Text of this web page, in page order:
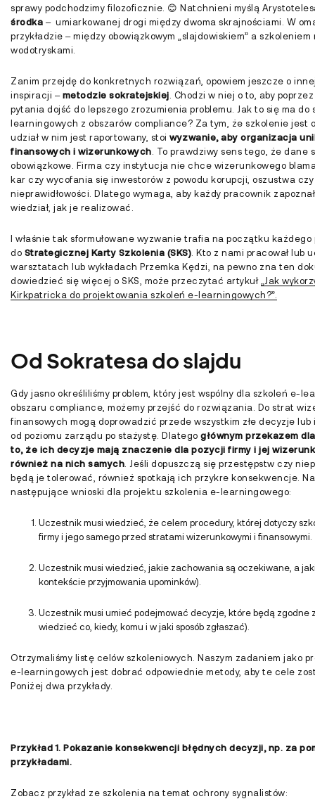
sprawy podchodzimy filozoficznie. 😊 Natchnieni myślą
środka – umiarkowanej drogi między dwoma skrajnościami. W
przykładzie – między obowiązkowym „slajdowiskiem” a
wodotryskami.
Zanim przejdę do konkretnych rozwiązań, opowiem jeszcze o
inspiracji –metodzie sokratejskiej . Chodzi w niej o to, aby
pytania dojść do lepszego zrozumienia problemu. Jak to się ma do
learningowych z obszarów compliance? Za tym, że szkolenie jest
udział w nim jest raportowany, stoi wyzwanie, aby organizacja
finansowych i wizerunkowych . To prawdziwy sens tego, że dane
obowiązkowe. Firma czy instytucja nie chce wizerunkowego
kar czy wycofania się inwestorów z powodu korupcji, oszustwa
nieprawidłowości. Dlatego wymaga, aby każdy pracownik
wiedział, jak je realizować.
I właśnie tak sformułowane wyzwanie trafia na początku
do Strategicznej Karty Szkolenia (SKS) . Kto z nami pracował lub
warsztatach lub wykładach Przemka Kędzi, na pewno zna ten
dowiedzieć się więcej o SKS, może przeczytać artykuł „Jak
Kirkpatricka do projektowania szkoleń e-learningowych?”.
Od Sokratesa do slajdu
Gdy jasno określiliśmy problem, który jest wspólny dla szkoleń e-
obszaru compliance, możemy przejść do rozwiązania. Do strat
finansowych mogą doprowadzić przede wszystkim złe decyzje
od poziomu zarządu po stażystę. Dlatego głównym przekazem
to, że ich decyzje mają znaczenie dla pozycji firmy i jej
również na nich samych . Jeśli dopuszczą się przestępstw czy
będą je tolerować, również spotkają ich przykre konsekwencje.
następujące wnioski dla projektu szkolenia e-learningowego:
Uczestnik musi wiedzieć, że celem procedury, której dotyczy
firmy i jego samego przed stratami wizerunkowymi i finansowymi.
Uczestnik musi wiedzieć, jakie zachowania są oczekiwane, a
kontekście przyjmowania upominków).
Uczestnik musi umieć podejmować decyzje, które będą zgodne
wiedzieć co, kiedy, komu i w jaki sposób zgłaszać).
Otrzymaliśmy listę celów szkoleniowych. Naszym zadaniem jako
e-learningowych jest dobrać odpowiednie metody, aby te cele
Poniżej dwa przykłady.
Przykład 1. Pokazanie konsekwencji błędnych decyzji, np. za
przykładami.
Zobacz przykład ze szkolenia na temat ochrony sygnalistów: